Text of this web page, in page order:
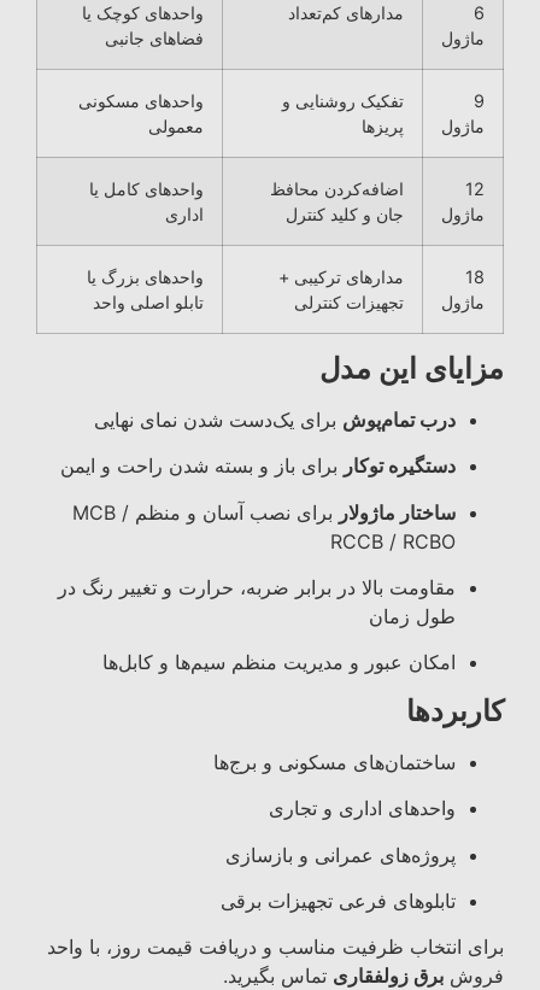
6
ماژول
مدارهای کم‌تعداد
واحدهای کوچک یا
فضاهای جانبی
9
ماژول
تفکیک روشنایی و
پریزها
واحدهای مسکونی
معمولی
12
ماژول
اضافه‌کردن محافظ
جان و کلید کنترل
واحدهای کامل یا
اداری
18
ماژول
مدارهای ترکیبی +
تجهیزات کنترلی
واحدهای بزرگ یا
تابلو اصلی واحد
مزایای این مدل
درب تمام‌پوش برای یک‌دست شدن نمای نهایی
دستگیره توکار برای باز و بسته شدن راحت و ایمن
ساختار ماژولار
برای نصب آسان و منظم MCB /
RCCB / RCBO
مقاومت بالا در برابر ضربه، حرارت و تغییر رنگ در
طول زمان
امکان عبور و مدیریت منظم سیم‌ها و کابل‌ها
کاربردها
ساختمان‌های مسکونی و برج‌ها
واحدهای اداری و تجاری
پروژه‌های عمرانی و بازسازی
تابلوهای فرعی تجهیزات برقی
برای انتخاب ظرفیت مناسب و دریافت قیمت روز، با واحد
فروش برق زولفقاری تماس بگیرید.